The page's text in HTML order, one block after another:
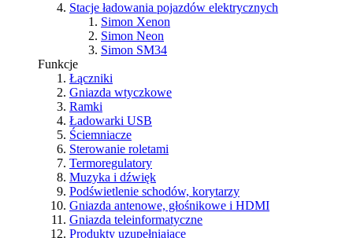
Stacje ładowania pojazdów elektrycznych
Simon Xenon
Simon Neon
Simon SM34
Funkcje
Łączniki
Gniazda wtyczkowe
Ramki
Ładowarki USB
Ściemniacze
Sterowanie roletami
Termoregulatory
Muzyka i dźwięk
Podświetlenie schodów, korytarzy
Gniazda antenowe, głośnikowe i HDMI
Gniazda teleinformatyczne
Produkty uzupełniające